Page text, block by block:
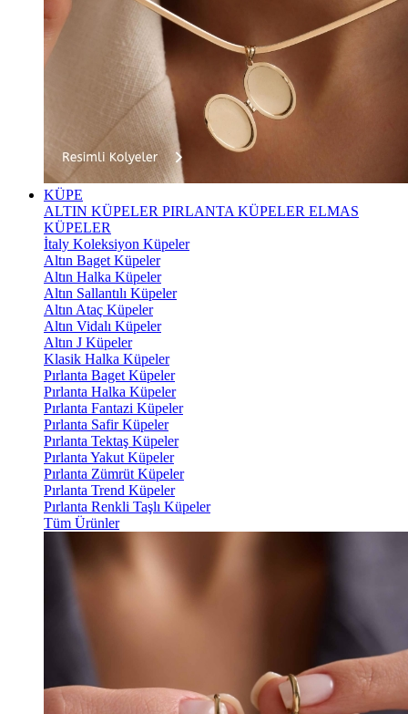
KÜPE
ALTIN KÜPELER PIRLANTA KÜPELER ELMAS
KÜPELER
İtaly Koleksiyon Küpeler
Altın Baget Küpeler
Altın Halka Küpeler
Altın Sallantılı Küpeler
Altın Ataç Küpeler
Altın Vidalı Küpeler
Altın J Küpeler
Klasik Halka Küpeler
Pırlanta Baget Küpeler
Pırlanta Halka Küpeler
Pırlanta Fantazi Küpeler
Pırlanta Safir Küpeler
Pırlanta Tektaş Küpeler
Pırlanta Yakut Küpeler
Pırlanta Zümrüt Küpeler
Pırlanta Trend Küpeler
Pırlanta Renkli Taşlı Küpeler
Tüm Ürünler